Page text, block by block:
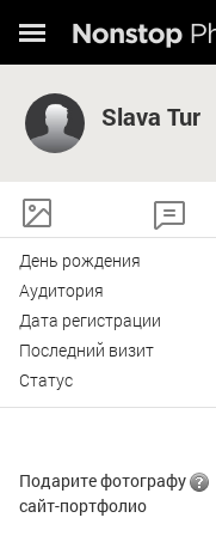
Slava Tur
День рождения
Аудитория
Дата регистрации
Последний визит
Статус
Подарите фотографу
сайт-портфолио